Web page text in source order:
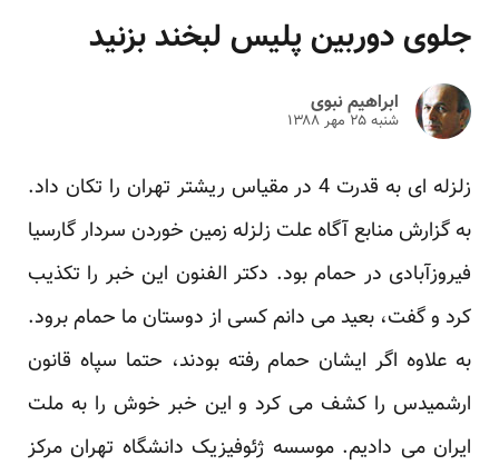
جلوی دوربین پلیس لبخند بزنید
ابراهیم نبوی
شنبه ۲۵ مهر ۱۳۸۸
زلزله ای به قدرت 4 در مقیاس ریشتر تهران را تکان داد.
به گزارش منابع آگاه علت زلزله زمین خوردن سردار گارسیا
فیروزآبادی در حمام بود. دکتر الفنون این خبر را تکذیب
کرد و گفت، بعید می دانم کسی از دوستان ما حمام برود.
به علاوه اگر ایشان حمام رفته بودند، حتما سپاه قانون
ارشمیدس را کشف می کرد و این خبر خوش را به ملت
ایران می دادیم. موسسه ژئوفیزیک دانشگاه تهران مرکز